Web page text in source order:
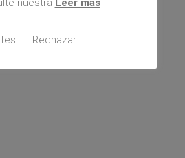
nuestra Leer más
Rechazar